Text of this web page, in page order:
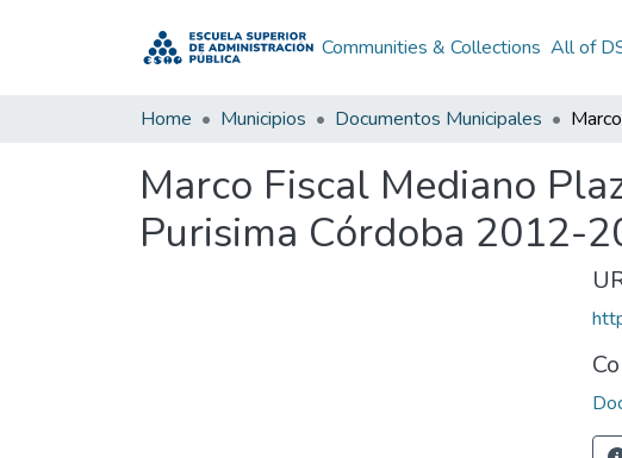
Communities & Collections All of
Home Municipios Documentos Municipales
Marco Fiscal Mediano
Purisima Córdoba 2012-